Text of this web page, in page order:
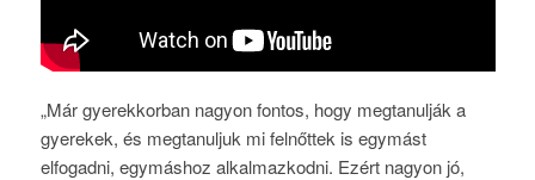
„Már gyerekkorban nagyon fontos, hogy megtanulják a
gyerekek, és megtanuljuk mi felnőttek is egymást
elfogadni, egymáshoz alkalmazkodni. Ezért nagyon jó,